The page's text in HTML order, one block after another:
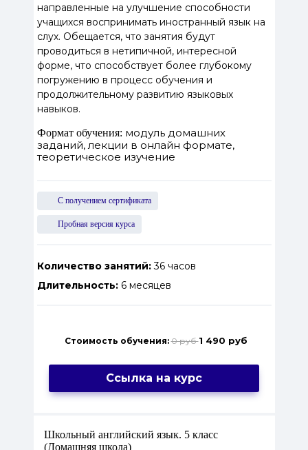
направленные на улучшение способности
учащихся воспринимать иностранный язык на
слух. Обещается, что занятия будут
проводиться в нетипичной, интересной
форме, что способствует более глубокому
погружению в процесс обучения и
продолжительному развитию языковых
навыков.
Формат обучения: модуль домашних
заданий, лекции в онлайн формате,
теоретическое изучение
С получением сертификата
Пробная версия курса
Количество занятий:36 часов
Длительность:6 месяцев
Стоимость обучения: 0 руб1 490 руб
Ссылка на курс
Школьный английский язык. 5 класс
(Домашняя школа)